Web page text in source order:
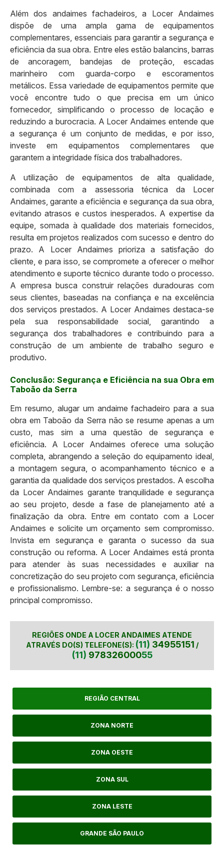
Além dos andaimes fachadeiros, a Locer Andaimes
dispõe de uma ampla gama de equipamentos
complementares, essenciais para garantir a segurança e
eficiência da sua obra. Entre eles estão balancins, barras
de ancoragem, bandejas de proteção, escadas
marinheiro com guarda-corpo e escoramentos
metálicos. Essa variedade de equipamentos permite que
você encontre tudo o que precisa em um único
fornecedor, simplificando o processo de locação e
reduzindo a burocracia. A Locer Andaimes entende que
a segurança é um conjunto de medidas, e por isso,
investe em equipamentos complementares que
garantem a integridade física dos trabalhadores.
A utilização de equipamentos de alta qualidade,
combinada com a assessoria técnica da Locer
Andaimes, garante a eficiência e segurança da sua obra,
evitando atrasos e custos inesperados. A expertise da
equipe, somada à qualidade dos materiais fornecidos,
resulta em projetos realizados com sucesso e dentro do
prazo. A Locer Andaimes prioriza a satisfação do
cliente, e para isso, se compromete a oferecer o melhor
atendimento e suporte técnico durante todo o processo.
A empresa busca construir relações duradouras com
seus clientes, baseadas na confiança e na excelência
dos serviços prestados. A Locer Andaimes destaca-se
pela sua responsabilidade social, garantindo a
segurança dos trabalhadores e contribuindo para a
construção de um ambiente de trabalho seguro e
produtivo.
Conclusão: Segurança e Eficiência na sua Obra em
Taboão da Serra
Em resumo, alugar um andaime fachadeiro para a sua
obra em Taboão da Serra não se resume apenas a um
custo, mas sim a uma questão de segurança e
eficiência. A Locer Andaimes oferece uma solução
completa, abrangendo a seleção do equipamento ideal,
a montagem segura, o acompanhamento técnico e a
garantia da qualidade dos serviços prestados. A escolha
da Locer Andaimes garante tranquilidade e segurança
ao seu projeto, desde a fase de planejamento até a
finalização da obra. Entre em contato com a Locer
Andaimes e solicite um orçamento sem compromisso.
Invista em segurança e garanta o sucesso da sua
construção ou reforma. A Locer Andaimes está pronta
para atender às suas necessidades e auxiliar na
concretização do seu projeto com segurança, eficiência
e profissionalismo. Lembre-se: a segurança é o nosso
principal compromisso.
REGIÕES ONDE A LOCER ANDAIMES ATENDE
ATRAVÉS DO(S) TELEFONE(S): (11) 34955151 /
(11) 97832600055
REGIÃO CENTRAL
ZONA NORTE
ZONA OESTE
ZONA SUL
ZONA LESTE
GRANDE SÃO PAULO